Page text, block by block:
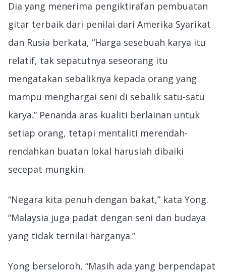
Dia yang menerima pengiktirafan pembuatan
gitar terbaik dari penilai dari Amerika Syarikat
dan Rusia berkata, “Harga sesebuah karya itu
relatif, tak sepatutnya seseorang itu
mengatakan sebaliknya kepada orang yang
mampu menghargai seni di sebalik satu-satu
karya.” Penanda aras kualiti berlainan untuk
setiap orang, tetapi mentaliti merendah-
rendahkan buatan lokal haruslah dibaiki
secepat mungkin.
“Negara kita penuh dengan bakat,” kata Yong.
“Malaysia juga padat dengan seni dan budaya
yang tidak ternilai harganya.”
Yong berseloroh, “Masih ada yang berpendapat